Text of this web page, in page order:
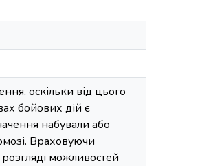
оскільки від цього
бойових дій є
набували або
Враховуючи
розгляді можливостей